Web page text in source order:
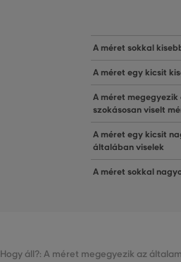
A méret sokkal
A méret egy kicsit
A méret
szokásosan viselt
A méret egy kicsit
általában viselek
A méret sokkal
Hogy áll?: A méret megegyezik az